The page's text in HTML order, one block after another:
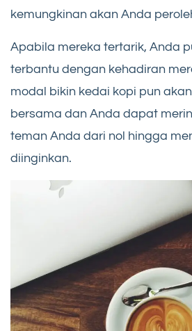
kemungkinan akan Anda
Apabila mereka tertarik, Anda
terbantu dengan kehadiran
modal bikin kedai kopi pun
bersama dan Anda dapat
teman Anda dari nol hingga
diinginkan.